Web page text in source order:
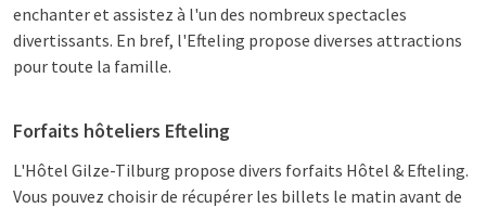
enchanter et assistez à l'un des nombreux spectacles
divertissants. En bref, l'Efteling propose diverses attractions
pour toute la famille.
Forfaits hôteliers Efteling
L'Hôtel Gilze-Tilburg propose divers forfaits Hôtel & Efteling.
Vous pouvez choisir de récupérer les billets le matin avant de